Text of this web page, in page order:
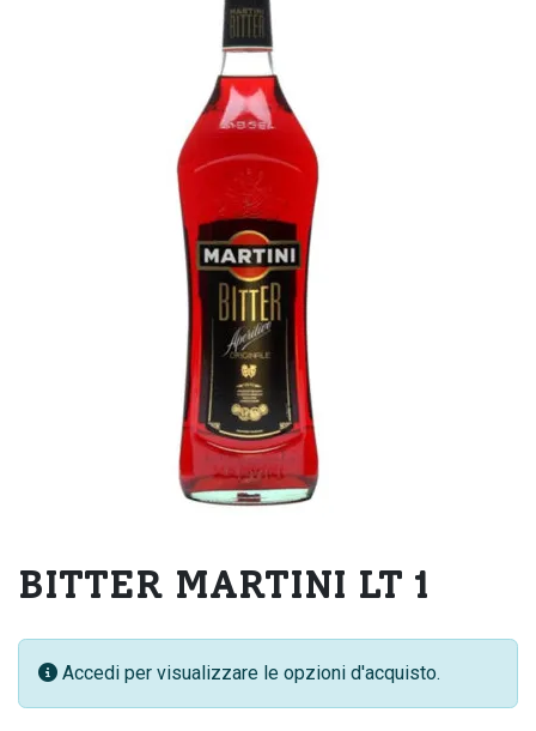
BITTER MARTINI LT 1
Accedi per visualizzare le opzioni d'acquisto.